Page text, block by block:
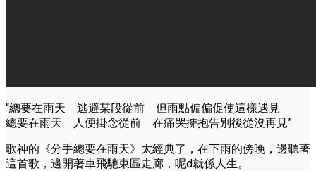
“總要在雨天 逃避某段從前 但雨點偏偏促使這樣遇見
總要在雨天 人便掛念從前 在痛哭擁抱告別後從沒再見”
歌神的《分手總要在雨天》太經典了，在下雨的傍晚，邊聽著
這首歌，邊開著車飛馳東區走廊，呢d就係人生。